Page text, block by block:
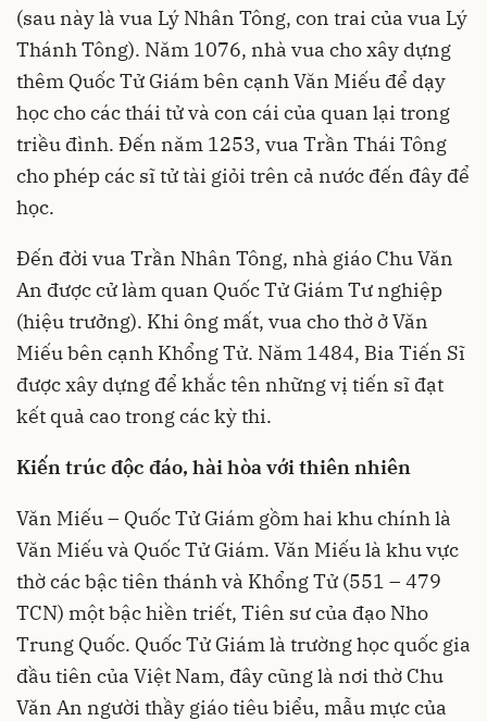
(sau này là vua Lý Nhân Tông, con trai của vua Lý
Thánh Tông). Năm 1076, nhà vua cho xây dựng
thêm Quốc Tử Giám bên cạnh Văn Miếu để dạy
học cho các thái tử và con cái của quan lại trong
triều đình. Đến năm 1253, vua Trần Thái Tông
cho phép các sĩ tử tài giỏi trên cả nước đến đây để
học.
Đến đời vua Trần Nhân Tông, nhà giáo Chu Văn
An được cử làm quan Quốc Tử Giám Tư nghiệp
(hiệu trưởng). Khi ông mất, vua cho thờ ở Văn
Miếu bên cạnh Khổng Tử. Năm 1484, Bia Tiến Sĩ
được xây dựng để khắc tên những vị tiến sĩ đạt
kết quả cao trong các kỳ thi.
Kiến trúc độc đáo, hài hòa với thiên nhiên
Văn Miếu – Quốc Tử Giám gồm hai khu chính là
Văn Miếu và Quốc Tử Giám. Văn Miếu là khu vực
thờ các bậc tiên thánh và Khổng Tử (551 – 479
TCN) một bậc hiền triết, Tiên sư của đạo Nho
Trung Quốc. Quốc Tử Giám là trường học quốc gia
đầu tiên của Việt Nam, đây cũng là nơi thờ Chu
Văn An người thầy giáo tiêu biểu, mẫu mực của